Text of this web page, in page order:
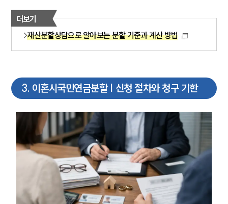
더보기
재산분할상담으로 알아보는 분할 기준과 계산 방법
3. 이혼시국민연금분할 | 신청 절차와 청구 기한